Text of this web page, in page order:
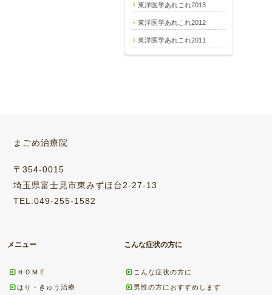
東洋医学あれこれ2013
東洋医学あれこれ2012
東洋医学あれこれ2011
まごめ治療院
〒354-0015
埼玉県富士見市東みずほ台2-27-13
TEL:049-255-1582
メニュー
ＨＯＭＥ
はり・きゅう治療
こんな症状の方に
こんな症状の方に
男性の方におすすめします